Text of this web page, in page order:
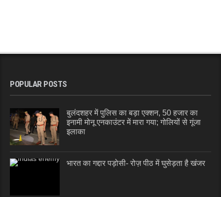
POPULAR POSTS
बुलंदशहर में पुलिस का बड़ा एक्शन, 50 हजार का
इनामी मोनू एनकाउंटर में मारा गया; गोलियों से गूंजा
इलाका
भारत का गद्दार पड़ोसी- रोज़ पीठ में घुसेड़ता है खंजर